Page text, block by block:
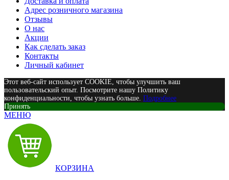
Адрес розничного магазина
Отзывы
О нас
Акции
Как сделать заказ
Контакты
Личный кабинет
Этот веб-сайт использует COOKIE, чтобы улучшить ваш
пользовательский опыт. Посмотрите нашу Политику
конфиденциальности, чтобы узнать больше. Подробнее
Принять
МЕНЮ
КОРЗИНА